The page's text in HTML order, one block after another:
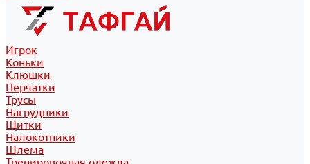
Игрок
Коньки
Клюшки
Перчатки
Трусы
Нагрудники
Щитки
Налокотники
Шлема